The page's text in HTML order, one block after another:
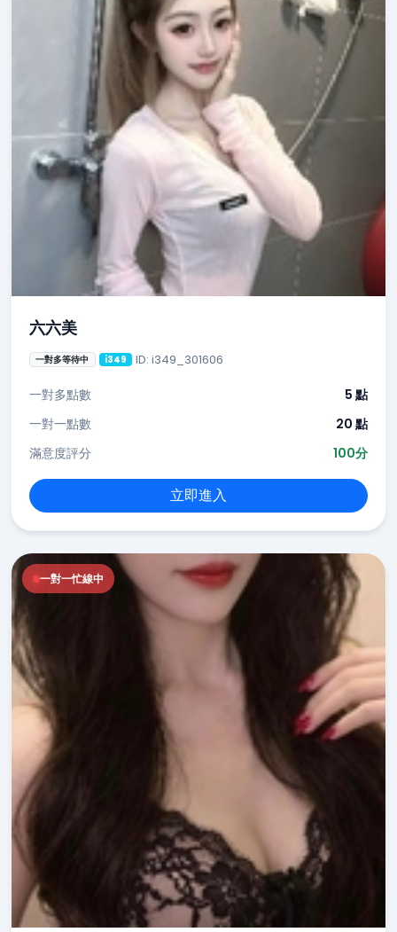
六六美
一對多等待中 i349 ID: i349_301606
一對多點數
5 點
一對一點數
20 點
滿意度評分
100分
立即進入
一對一忙線中